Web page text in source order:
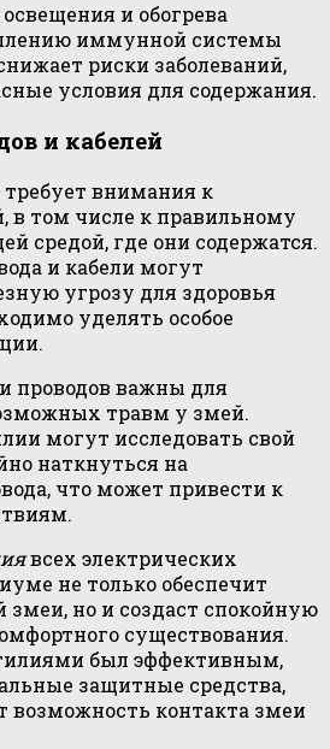
и обогрева
иммунной системы
риски заболеваний,
условия для содержания.
и кабелей
требует внимания к
в том числе к правильному
средой, где они содержатся.
и кабели могут
угрозу для здоровья
уделять особое
проводов важны для
травм у змей.
могут исследовать свой
наткнуться на
что может привести к
всех электрических
не только обеспечит
змеи, но и создаст спокойную
существования.
был эффективным,
защитные средства,
возможность контакта змеи